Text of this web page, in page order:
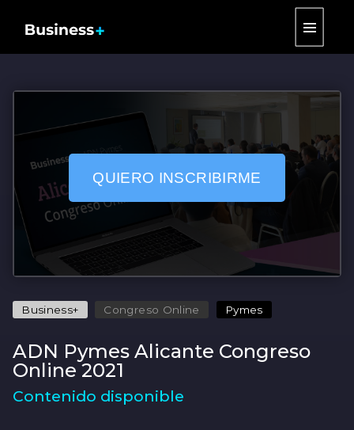
|||
QUIERO INSCRIBIRME
Business+ Congreso Online Pymes
ADN Pymes Alicante Congreso
Online 2021
Contenido disponible